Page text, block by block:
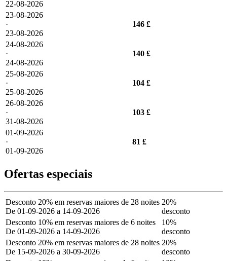
22-08-2026
23-08-2026
·
23-08-2026
146 £
24-08-2026
·
24-08-2026
140 £
25-08-2026
·
25-08-2026
104 £
26-08-2026
·
31-08-2026
103 £
01-09-2026
·
01-09-2026
81 £
Ofertas especiais
Desconto 20% em reservas maiores de 28 noites
De 01-09-2026 a 14-09-2026
20%
desconto
Desconto 10% em reservas maiores de 6 noites
De 01-09-2026 a 14-09-2026
10%
desconto
Desconto 20% em reservas maiores de 28 noites
De 15-09-2026 a 30-09-2026
20%
desconto